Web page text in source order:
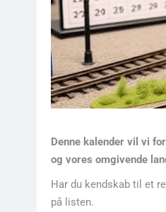
Denne kalender vil vi
og vores omgivende
Har du kendskab til et
på listen.